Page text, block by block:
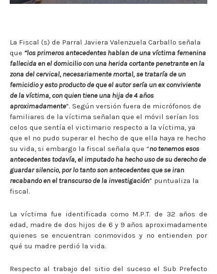
La Fiscal (s) de Parral Javiera Valenzuela Carballo señala
que “los primeros antecedentes hablan de una víctima femenina
fallecida en el domicilio con una herida cortante penetrante en la
zona del cervical, necesariamente mortal, se trataría de un
femicidio y esto producto de que el autor sería un ex conviviente
de la víctima, con quien tiene una hija de 4 años
aproximadamente”. Según versión fuera de micrófonos de
familiares de la víctima señalan que el móvil serían los
celos que sentía el victimario respecto a la víctima, ya
que el no pudo superar el hecho de que ella haya re hecho
su vida, si embargo la fiscal señala que “no tenemos esos
antecedentes todavía, el imputado ha hecho uso de su derecho de
guardar silencio, por lo tanto son antecedentes que se iran
recabando en el transcurso de la investigación” puntualiza la
fiscal.
La víctima fue identificada como M.P.T. de 32 años de
edad, madre de dos hijos de 6 y 9 años aproximadamente
quienes se encuentran conmovidos y no entienden por
qué su madre perdió la vida.
Respecto al trabajo del sitio del suceso el Sub Prefecto